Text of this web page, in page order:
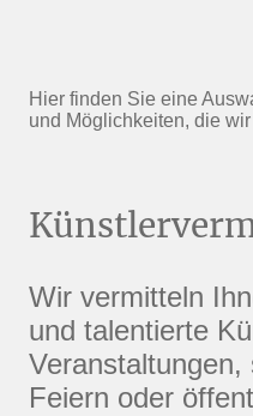
Hier finden Sie eine
und Möglichkeiten, die
Wir vermitteln
und talentierte
Feiern oder